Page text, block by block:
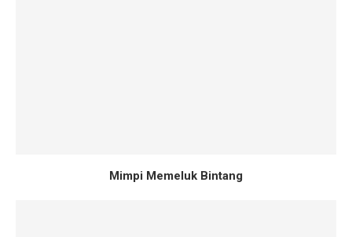
Mimpi Memeluk Bintang